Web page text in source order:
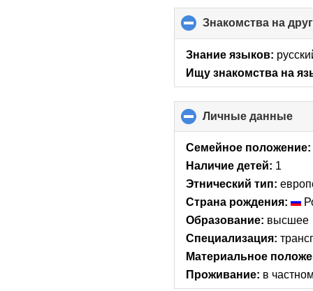
Знакомства на
Знание языков:
Ищу знакомства на
Личные данные
to
Семейное положение:
Наличие детей: 1
Этнический тип:
Страна рождения:
Образование: высшее
Специализация:
Материальное
Проживание: в